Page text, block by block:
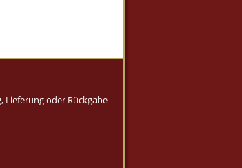
Lieferung oder Rückgabe